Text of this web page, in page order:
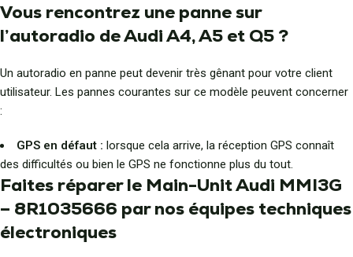
Vous rencontrez une panne sur
l’autoradio de Audi A4, A5 et Q5 ?
Un autoradio en panne peut devenir très gênant pour votre client
utilisateur. Les pannes courantes sur ce modèle peuvent concerner
:
GPS en défaut : lorsque cela arrive, la réception GPS connaît
des difficultés ou bien le GPS ne fonctionne plus du tout.
Faites réparer le Main-Unit Audi MMI3G
– 8R1035666 par nos équipes techniques
électroniques